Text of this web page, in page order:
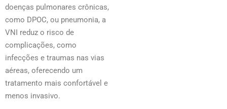
doenças pulmonares crônicas,
como DPOC, ou pneumonia, a
VNI reduz o risco de
complicações, como
infecções e traumas nas vias
aéreas, oferecendo um
tratamento mais confortável e
menos invasivo.